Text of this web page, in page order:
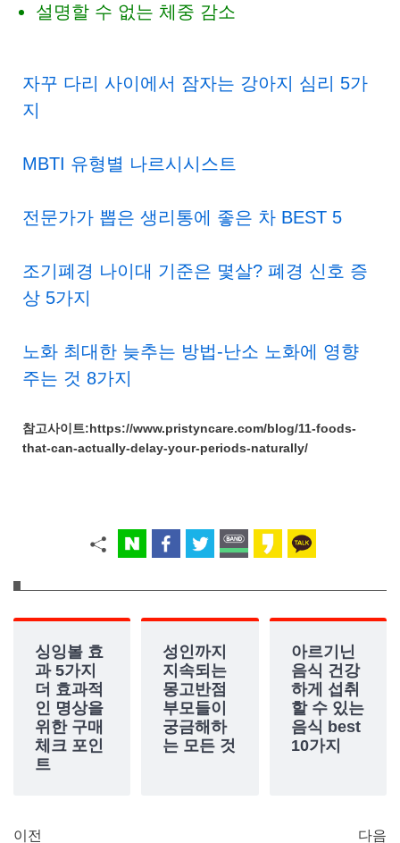
설명할 수 없는 체중 감소
자꾸 다리 사이에서 잠자는 강아지 심리 5가
지
MBTI 유형별 나르시시스트
전문가가 뽑은 생리통에 좋은 차 BEST 5
조기폐경 나이대 기준은 몇살? 폐경 신호 증
상 5가지
노화 최대한 늦추는 방법-난소 노화에 영향
주는 것 8가지
참고사이트:https://www.pristyncare.com/blog/11-foods-
that-can-actually-delay-your-periods-naturally/
싱잉볼 효
과 5가지
더 효과적
인 명상을
위한 구매
체크 포인
트
성인까지
지속되는
몽고반점
부모들이
궁금해하
는 모든 것
아르기닌
음식 건강
하게 섭취
할 수 있는
음식 best
10가지
이전 다음